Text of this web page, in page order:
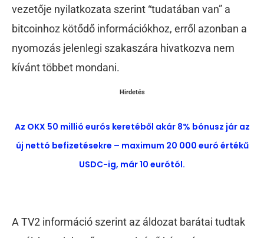
vezetője nyilatkozata szerint “tudatában van” a
bitcoinhoz kötődő információkhoz, erről azonban a
nyomozás jelenlegi szakaszára hivatkozva nem
kívánt többet mondani.
Hirdetés
Az OKX 50 millió eurós keretéből akár 8% bónusz jár az
új nettó befizetésekre – maximum 20 000 euró értékű
USDC-ig, már 10 eurótól.
A TV2 információ szerint az áldozat barátai tudtak